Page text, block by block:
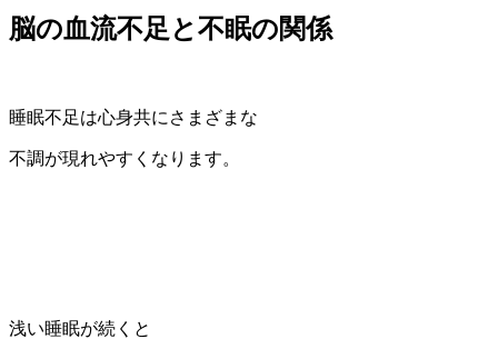
脳の血流不足と不眠の関係
睡眠不足は心身共にさまざまな
不調が現れやすくなります。
浅い睡眠が続くと